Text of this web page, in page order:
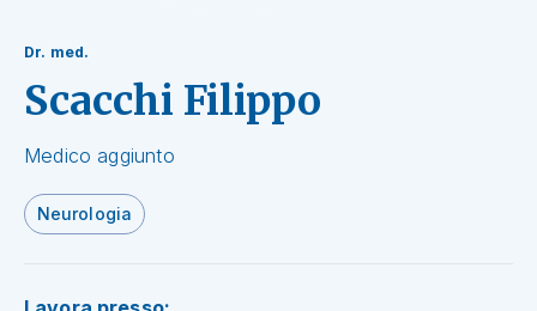
Dr. med.
Scacchi Filippo
Medico aggiunto
Neurologia